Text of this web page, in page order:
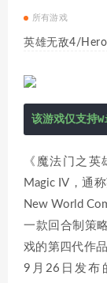
所有游戏
英雄无敌4/
该游戏仅支持
《魔法门之
Magic IV，通
New World
一款回合制策
戏的第四代作
9月26日发布